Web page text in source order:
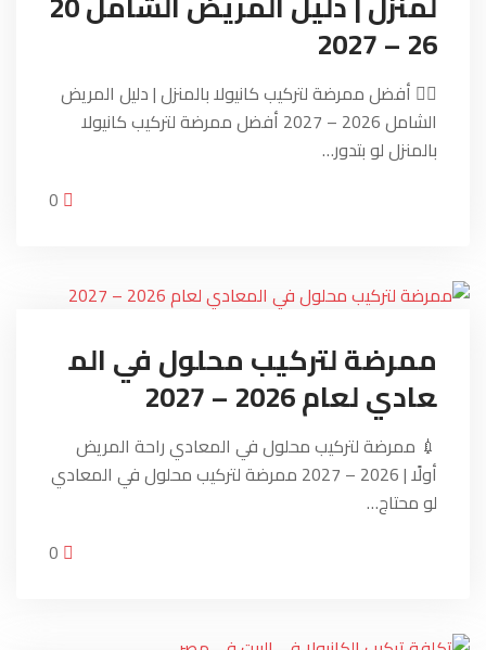
26 – 2027
👩‍⚕️ أفضل ممرضة لتركيب كانيولا بالمنزل | دليل المريض
الشامل 2026 – 2027 أفضل ممرضة لتركيب كانيولا
بالمنزل لو بتدور…
ممرضة لتركيب محلول في الم
عادي لعام 2026 – 2027
💉 ممرضة لتركيب محلول في المعادي راحة المريض
أولًا | 2026 – 2027 ممرضة لتركيب محلول في المعادي
لو محتاج…